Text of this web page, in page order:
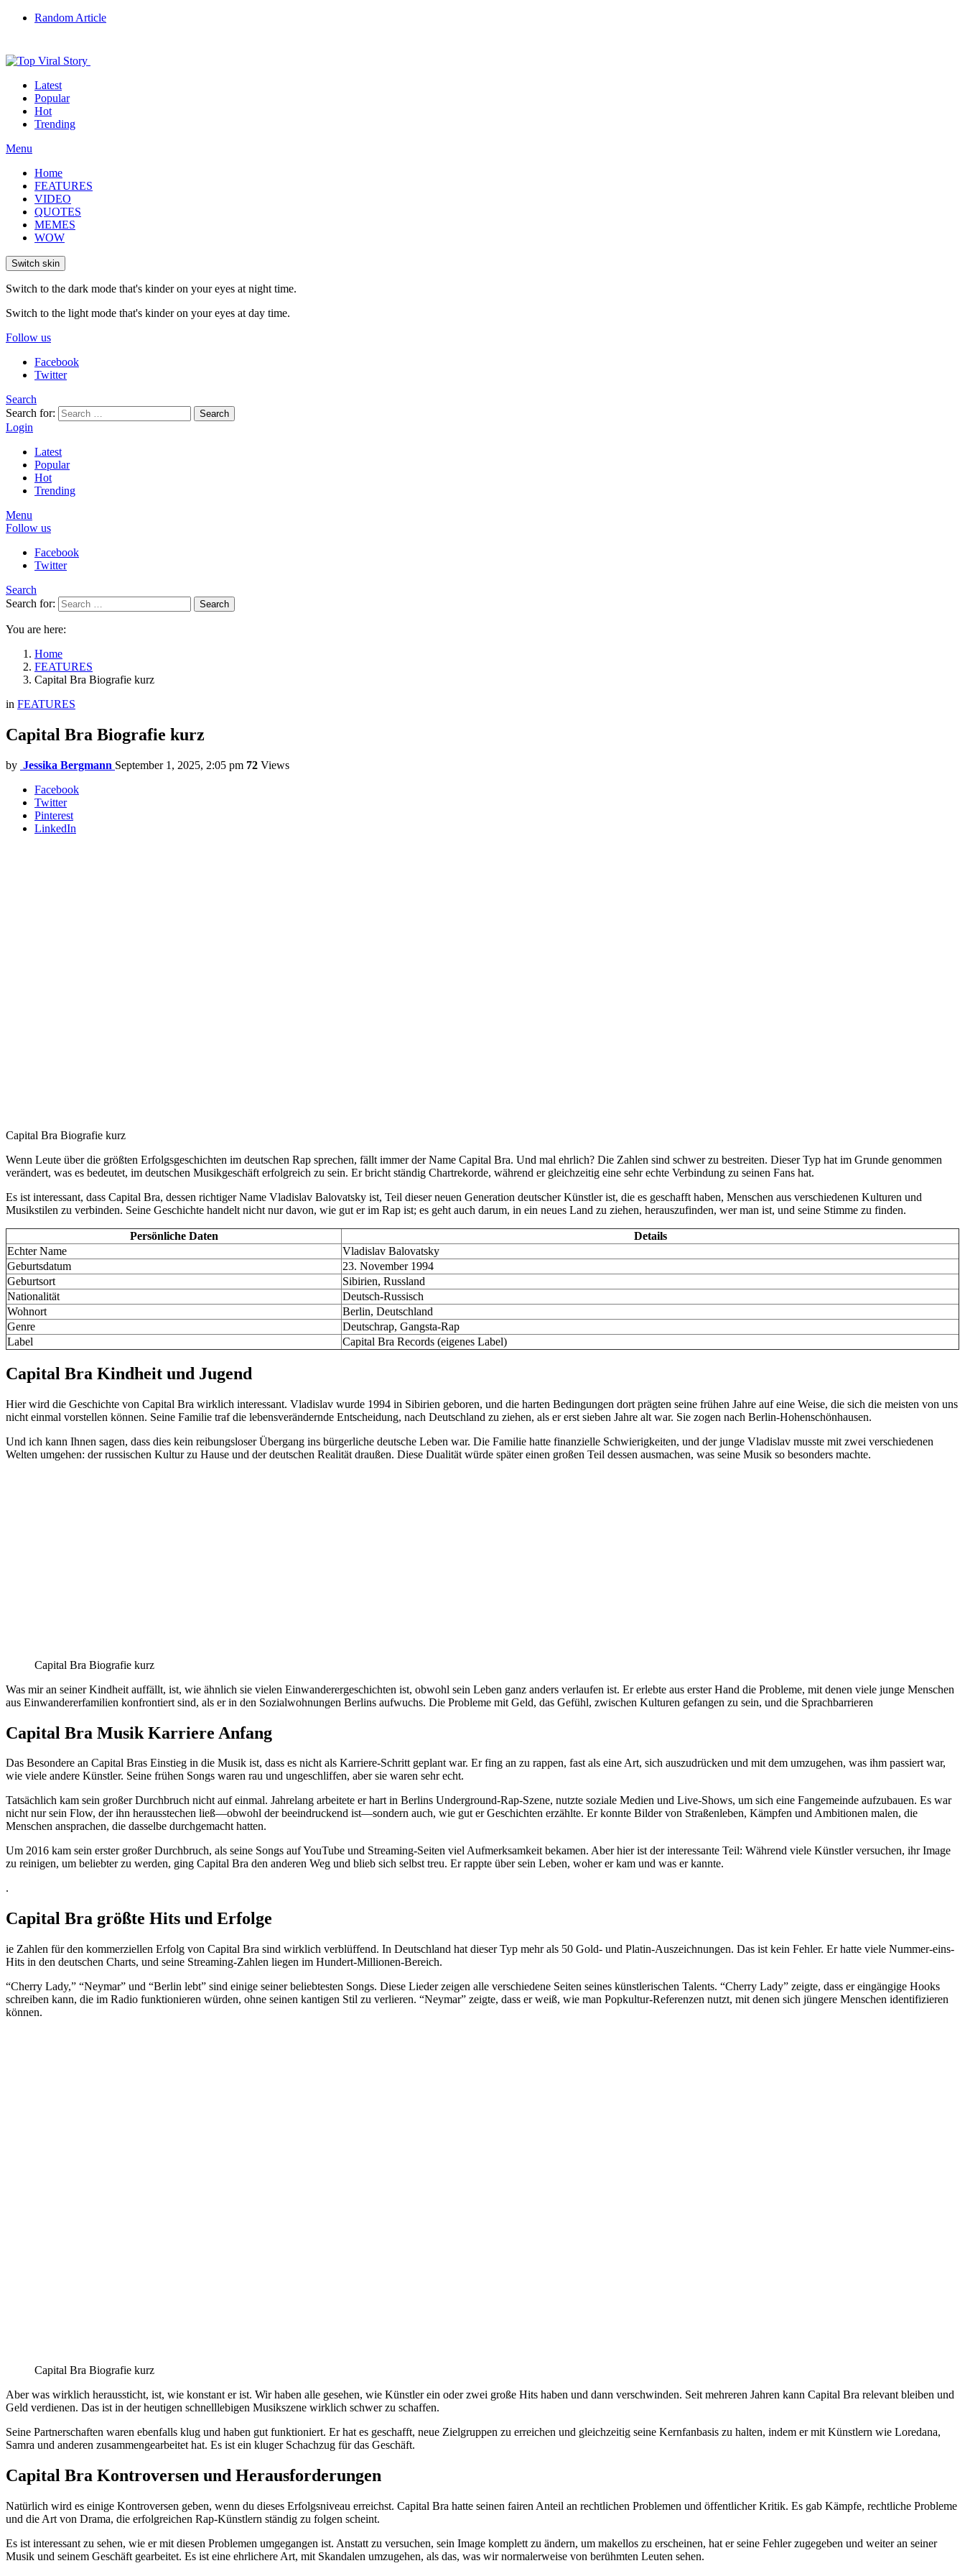
Random Article
Latest
Popular
Hot
Trending
Menu
Home
FEATURES
VIDEO
QUOTES
MEMES
WOW
Switch skin
Switch to the dark mode that's kinder on your eyes at night time.
Switch to the light mode that's kinder on your eyes at day time.
Follow us
Facebook
Twitter
Search
Search for:
Search
Login
Latest
Popular
Hot
Trending
Menu
Follow us
Facebook
Twitter
Search
Search for:
Search
You are here:
Home
FEATURES
Capital Bra Biografie kurz
in FEATURES
Capital Bra Biografie kurz
by Jessika Bergmann September 1, 2025, 2:05 pm 72 Views
Facebook
Twitter
Pinterest
LinkedIn
Capital Bra Biografie kurz
Wenn Leute über die größten Erfolgsgeschichten im deutschen Rap sprechen, fällt immer der Name Capital Bra. Und mal ehrlich? Die Zahlen sind schwer zu bestreiten. Dieser Typ hat im Grunde genommen
verändert, was es bedeutet, im deutschen Musikgeschäft erfolgreich zu sein. Er bricht ständig Chartrekorde, während er gleichzeitig eine sehr echte Verbindung zu seinen Fans hat.
Es ist interessant, dass Capital Bra, dessen richtiger Name Vladislav Balovatsky ist, Teil dieser neuen Generation deutscher Künstler ist, die es geschafft haben, Menschen aus verschiedenen Kulturen und
Musikstilen zu verbinden. Seine Geschichte handelt nicht nur davon, wie gut er im Rap ist; es geht auch darum, in ein neues Land zu ziehen, herauszufinden, wer man ist, und seine Stimme zu finden.
Persönliche Daten
Details
Echter Name
Vladislav Balovatsky
Geburtsdatum
23. November 1994
Geburtsort
Sibirien, Russland
Nationalität
Deutsch-Russisch
Wohnort
Berlin, Deutschland
Genre
Deutschrap, Gangsta-Rap
Label
Capital Bra Records (eigenes Label)
Capital Bra Kindheit und Jugend
Hier wird die Geschichte von Capital Bra wirklich interessant. Vladislav wurde 1994 in Sibirien geboren, und die harten Bedingungen dort prägten seine frühen Jahre auf eine Weise, die sich die meisten von uns
nicht einmal vorstellen können. Seine Familie traf die lebensverändernde Entscheidung, nach Deutschland zu ziehen, als er erst sieben Jahre alt war. Sie zogen nach Berlin-Hohenschönhausen.
Und ich kann Ihnen sagen, dass dies kein reibungsloser Übergang ins bürgerliche deutsche Leben war. Die Familie hatte finanzielle Schwierigkeiten, und der junge Vladislav musste mit zwei verschiedenen
Welten umgehen: der russischen Kultur zu Hause und der deutschen Realität draußen. Diese Dualität würde später einen großen Teil dessen ausmachen, was seine Musik so besonders machte.
Capital Bra Biografie kurz
Was mir an seiner Kindheit auffällt, ist, wie ähnlich sie vielen Einwanderergeschichten ist, obwohl sein Leben ganz anders verlaufen ist. Er erlebte aus erster Hand die Probleme, mit denen viele junge Menschen
aus Einwandererfamilien konfrontiert sind, als er in den Sozialwohnungen Berlins aufwuchs. Die Probleme mit Geld, das Gefühl, zwischen Kulturen gefangen zu sein, und die Sprachbarrieren
Capital Bra Musik Karriere Anfang
Das Besondere an Capital Bras Einstieg in die Musik ist, dass es nicht als Karriere-Schritt geplant war. Er fing an zu rappen, fast als eine Art, sich auszudrücken und mit dem umzugehen, was ihm passiert war,
wie viele andere Künstler. Seine frühen Songs waren rau und ungeschliffen, aber sie waren sehr echt.
Tatsächlich kam sein großer Durchbruch nicht auf einmal. Jahrelang arbeitete er hart in Berlins Underground-Rap-Szene, nutzte soziale Medien und Live-Shows, um sich eine Fangemeinde aufzubauen. Es war
nicht nur sein Flow, der ihn herausstechen ließ—obwohl der beeindruckend ist—sondern auch, wie gut er Geschichten erzählte. Er konnte Bilder von Straßenleben, Kämpfen und Ambitionen malen, die
Menschen ansprachen, die dasselbe durchgemacht hatten.
Um 2016 kam sein erster großer Durchbruch, als seine Songs auf YouTube und Streaming-Seiten viel Aufmerksamkeit bekamen. Aber hier ist der interessante Teil: Während viele Künstler versuchen, ihr Image
zu reinigen, um beliebter zu werden, ging Capital Bra den anderen Weg und blieb sich selbst treu. Er rappte über sein Leben, woher er kam und was er kannte.
.
Capital Bra größte Hits und Erfolge
ie Zahlen für den kommerziellen Erfolg von Capital Bra sind wirklich verblüffend. In Deutschland hat dieser Typ mehr als 50 Gold- und Platin-Auszeichnungen. Das ist kein Fehler. Er hatte viele Nummer-eins-
Hits in den deutschen Charts, und seine Streaming-Zahlen liegen im Hundert-Millionen-Bereich.
“Cherry Lady,” “Neymar” und “Berlin lebt” sind einige seiner beliebtesten Songs. Diese Lieder zeigen alle verschiedene Seiten seines künstlerischen Talents. “Cherry Lady” zeigte, dass er eingängige Hooks
schreiben kann, die im Radio funktionieren würden, ohne seinen kantigen Stil zu verlieren. “Neymar” zeigte, dass er weiß, wie man Popkultur-Referenzen nutzt, mit denen sich jüngere Menschen identifizieren
können.
Capital Bra Biografie kurz
Aber was wirklich heraussticht, ist, wie konstant er ist. Wir haben alle gesehen, wie Künstler ein oder zwei große Hits haben und dann verschwinden. Seit mehreren Jahren kann Capital Bra relevant bleiben und
Geld verdienen. Das ist in der heutigen schnelllebigen Musikszene wirklich schwer zu schaffen.
Seine Partnerschaften waren ebenfalls klug und haben gut funktioniert. Er hat es geschafft, neue Zielgruppen zu erreichen und gleichzeitig seine Kernfanbasis zu halten, indem er mit Künstlern wie Loredana,
Samra und anderen zusammengearbeitet hat. Es ist ein kluger Schachzug für das Geschäft.
Capital Bra Kontroversen und Herausforderungen
Natürlich wird es einige Kontroversen geben, wenn du dieses Erfolgsniveau erreichst. Capital Bra hatte seinen fairen Anteil an rechtlichen Problemen und öffentlicher Kritik. Es gab Kämpfe, rechtliche Probleme
und die Art von Drama, die erfolgreichen Rap-Künstlern ständig zu folgen scheint.
Es ist interessant zu sehen, wie er mit diesen Problemen umgegangen ist. Anstatt zu versuchen, sein Image komplett zu ändern, um makellos zu erscheinen, hat er seine Fehler zugegeben und weiter an seiner
Musik und seinem Geschäft gearbeitet. Es ist eine ehrlichere Art, mit Skandalen umzugehen, als das, was wir normalerweise von berühmten Leuten sehen.